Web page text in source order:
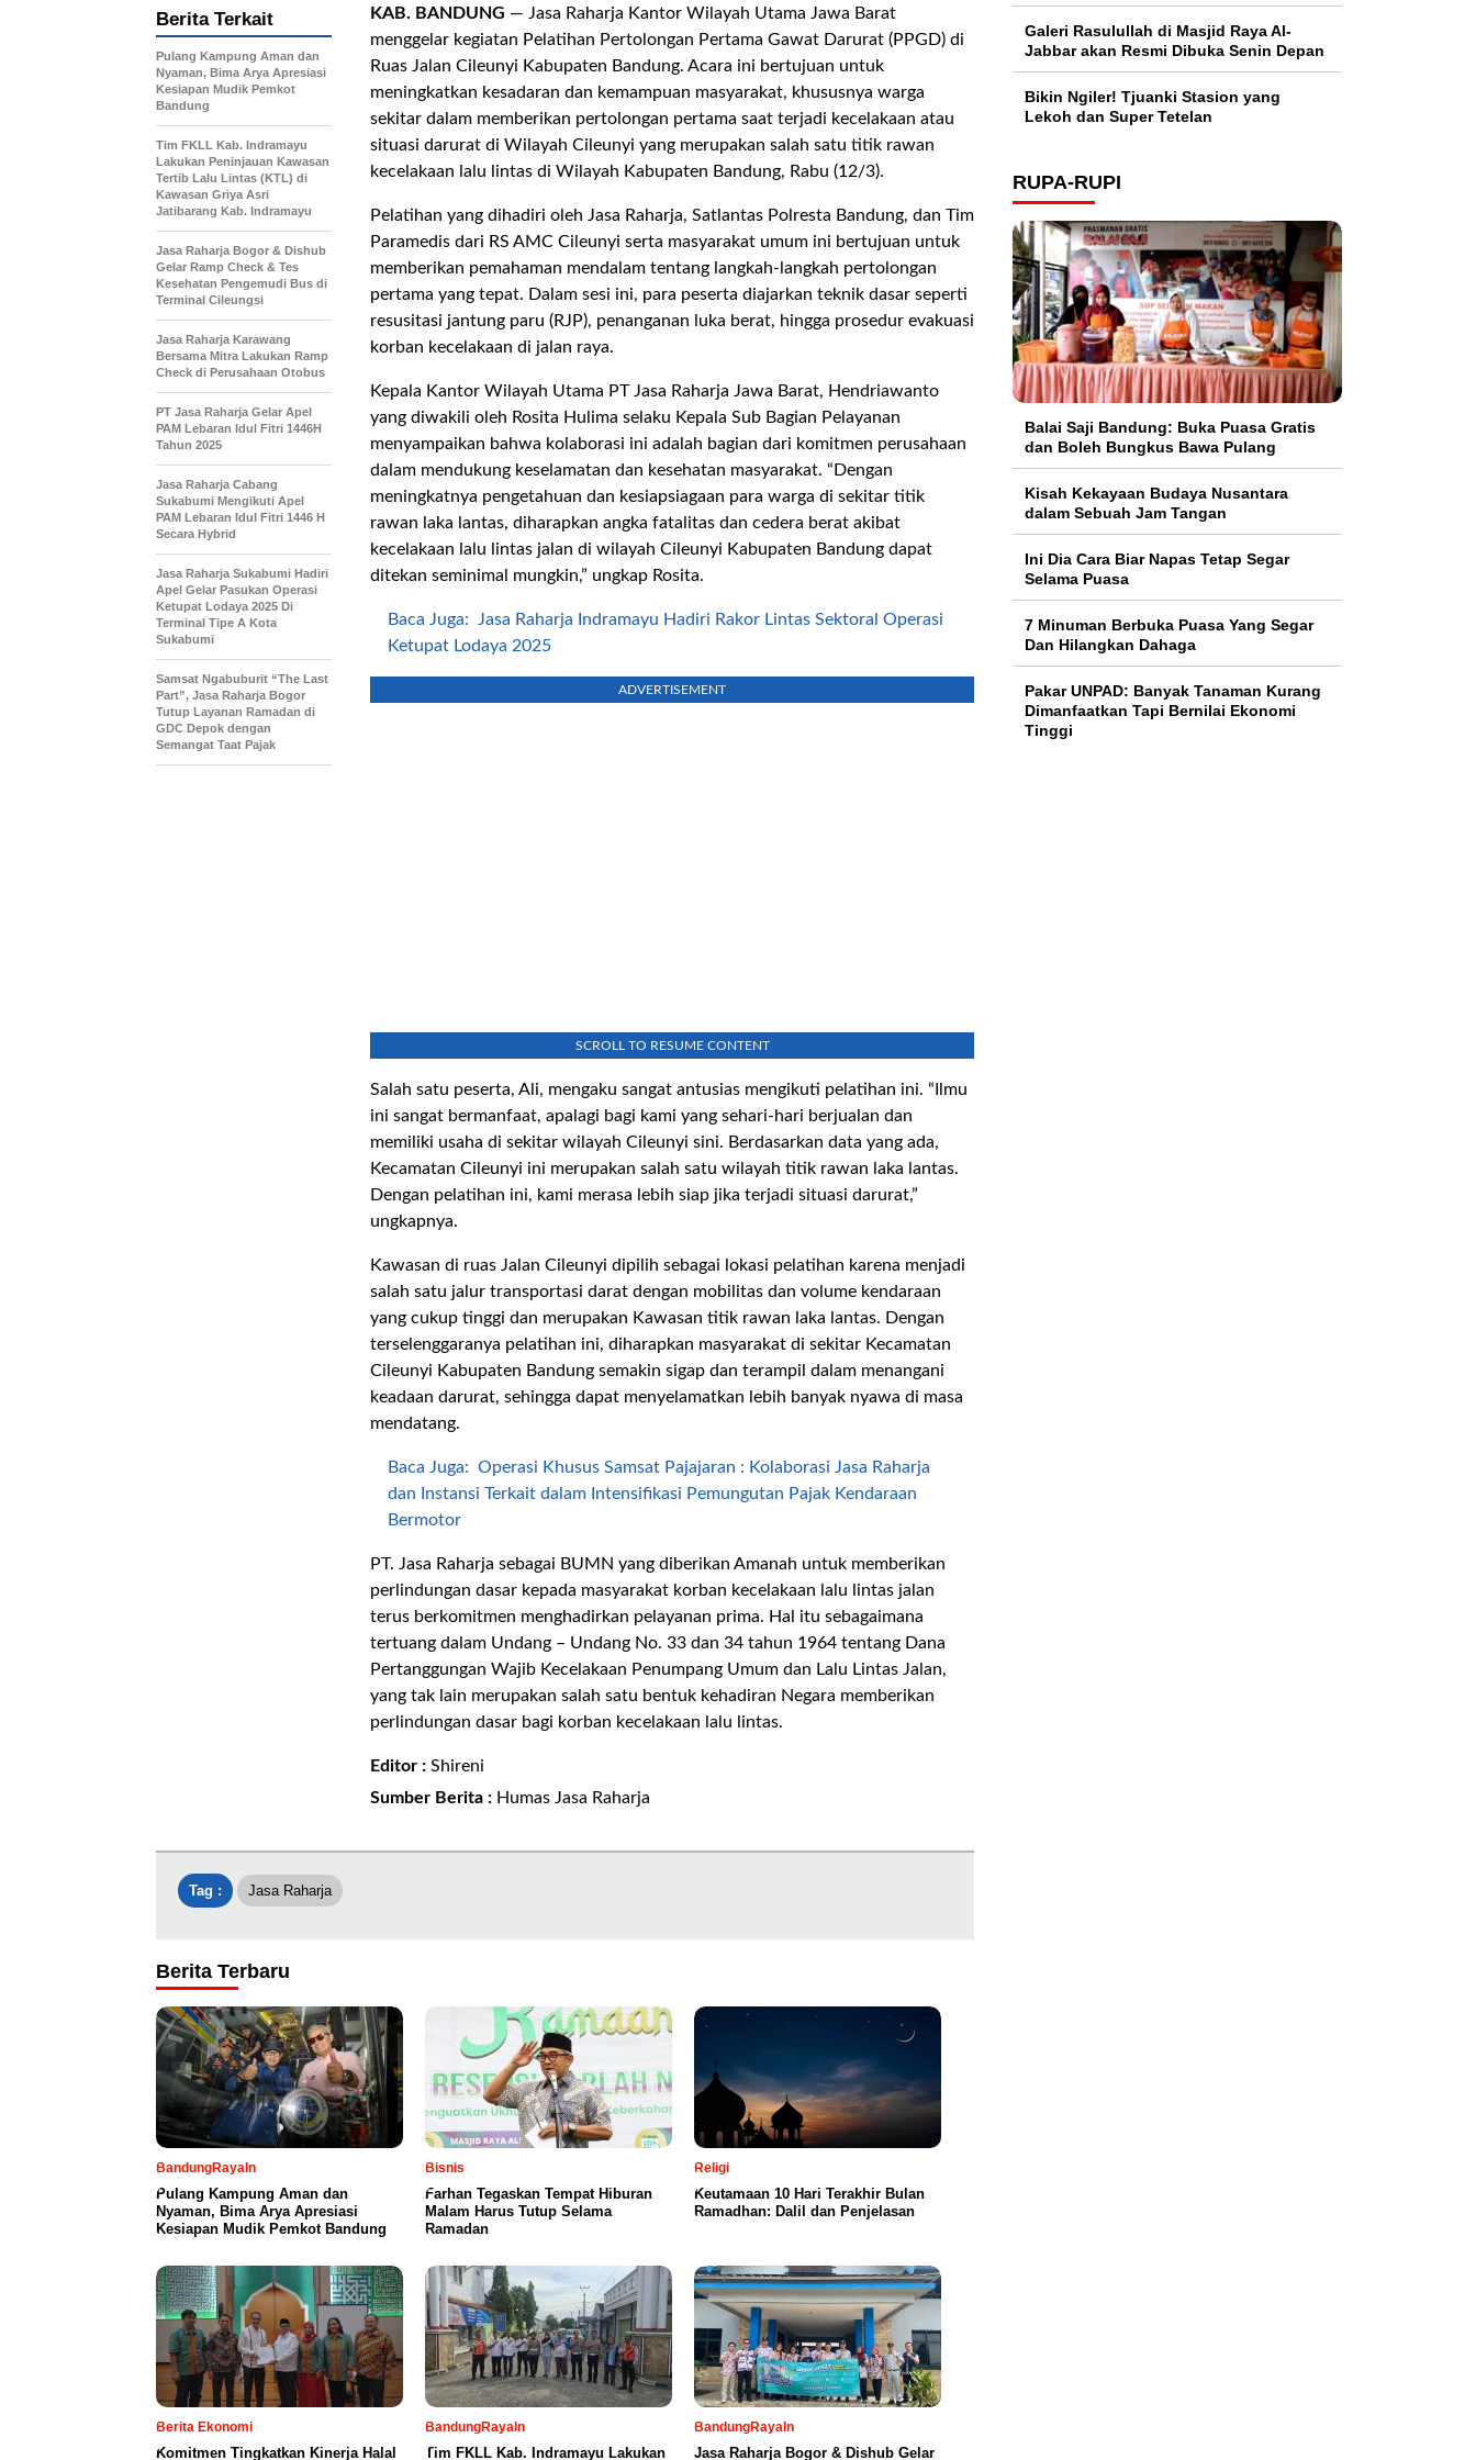
KAB. BANDUNG — Jasa Raharja Kantor Wilayah Utama Jawa Barat
menggelar kegiatan Pelatihan Pertolongan Pertama Gawat Darurat (PPGD) di
Ruas Jalan Cileunyi Kabupaten Bandung. Acara ini bertujuan untuk
meningkatkan kesadaran dan kemampuan masyarakat, khususnya warga
sekitar dalam memberikan pertolongan pertama saat terjadi kecelakaan atau
situasi darurat di Wilayah Cileunyi yang merupakan salah satu titik rawan
kecelakaan lalu lintas di Wilayah Kabupaten Bandung, Rabu (12/3).
Pelatihan yang dihadiri oleh Jasa Raharja, Satlantas Polresta Bandung, dan Tim
Paramedis dari RS AMC Cileunyi serta masyarakat umum ini bertujuan untuk
memberikan pemahaman mendalam tentang langkah-langkah pertolongan
pertama yang tepat. Dalam sesi ini, para peserta diajarkan teknik dasar seperti
resusitasi jantung paru (RJP), penanganan luka berat, hingga prosedur evakuasi
korban kecelakaan di jalan raya.
Kepala Kantor Wilayah Utama PT Jasa Raharja Jawa Barat, Hendriawanto
yang diwakili oleh Rosita Hulima selaku Kepala Sub Bagian Pelayanan
menyampaikan bahwa kolaborasi ini adalah bagian dari komitmen perusahaan
dalam mendukung keselamatan dan kesehatan masyarakat. “Dengan
meningkatnya pengetahuan dan kesiapsiagaan para warga di sekitar titik
rawan laka lantas, diharapkan angka fatalitas dan cedera berat akibat
kecelakaan lalu lintas jalan di wilayah Cileunyi Kabupaten Bandung dapat
ditekan seminimal mungkin,” ungkap Rosita.
Baca Juga: Jasa Raharja Indramayu Hadiri Rakor Lintas Sektoral Operasi
Ketupat Lodaya 2025
ADVERTISEMENT
SCROLL TO RESUME CONTENT
Salah satu peserta, Ali, mengaku sangat antusias mengikuti pelatihan ini. “Ilmu
ini sangat bermanfaat, apalagi bagi kami yang sehari-hari berjualan dan
memiliki usaha di sekitar wilayah Cileunyi sini. Berdasarkan data yang ada,
Kecamatan Cileunyi ini merupakan salah satu wilayah titik rawan laka lantas.
Dengan pelatihan ini, kami merasa lebih siap jika terjadi situasi darurat,”
ungkapnya.
Kawasan di ruas Jalan Cileunyi dipilih sebagai lokasi pelatihan karena menjadi
salah satu jalur transportasi darat dengan mobilitas dan volume kendaraan
yang cukup tinggi dan merupakan Kawasan titik rawan laka lantas. Dengan
terselenggaranya pelatihan ini, diharapkan masyarakat di sekitar Kecamatan
Cileunyi Kabupaten Bandung semakin sigap dan terampil dalam menangani
keadaan darurat, sehingga dapat menyelamatkan lebih banyak nyawa di masa
mendatang.
Baca Juga: Operasi Khusus Samsat Pajajaran : Kolaborasi Jasa Raharja
dan Instansi Terkait dalam Intensifikasi Pemungutan Pajak Kendaraan
Bermotor
PT. Jasa Raharja sebagai BUMN yang diberikan Amanah untuk memberikan
perlindungan dasar kepada masyarakat korban kecelakaan lalu lintas jalan
terus berkomitmen menghadirkan pelayanan prima. Hal itu sebagaimana
tertuang dalam Undang – Undang No. 33 dan 34 tahun 1964 tentang Dana
Pertanggungan Wajib Kecelakaan Penumpang Umum dan Lalu Lintas Jalan,
yang tak lain merupakan salah satu bentuk kehadiran Negara memberikan
perlindungan dasar bagi korban kecelakaan lalu lintas.
Editor : Shireni
Sumber Berita : Humas Jasa Raharja
Berita Terkait
Pulang Kampung Aman dan
Nyaman, Bima Arya Apresiasi
Kesiapan Mudik Pemkot
Bandung
Tim FKLL Kab. Indramayu
Lakukan Peninjauan Kawasan
Tertib Lalu Lintas (KTL) di
Kawasan Griya Asri
Jatibarang Kab. Indramayu
Jasa Raharja Bogor & Dishub
Gelar Ramp Check & Tes
Kesehatan Pengemudi Bus di
Terminal Cileungsi
Jasa Raharja Karawang
Bersama Mitra Lakukan Ramp
Check di Perusahaan Otobus
PT Jasa Raharja Gelar Apel
PAM Lebaran Idul Fitri 1446H
Tahun 2025
Jasa Raharja Cabang
Sukabumi Mengikuti Apel
PAM Lebaran Idul Fitri 1446 H
Secara Hybrid
Jasa Raharja Sukabumi Hadiri
Apel Gelar Pasukan Operasi
Ketupat Lodaya 2025 Di
Terminal Tipe A Kota
Sukabumi
Samsat Ngabuburit “The Last
Part”, Jasa Raharja Bogor
Tutup Layanan Ramadan di
GDC Depok dengan
Semangat Taat Pajak
Tag : Jasa Raharja
Berita Terbaru
BandungRayaIn
Pulang Kampung Aman dan
Nyaman, Bima Arya Apresiasi
Kesiapan Mudik Pemkot Bandung
Bisnis
Farhan Tegaskan Tempat Hiburan
Malam Harus Tutup Selama
Ramadan
Religi
Keutamaan 10 Hari Terakhir Bulan
Ramadhan: Dalil dan Penjelasan
Berita Ekonomi
Komitmen Tingkatkan Kinerja Halal
BandungRayaIn
Tim FKLL Kab. Indramayu Lakukan
BandungRayaIn
Jasa Raharja Bogor & Dishub Gelar
Galeri Rasulullah di Masjid Raya Al-
Jabbar akan Resmi Dibuka Senin Depan
Bikin Ngiler! Tjuanki Stasion yang
Lekoh dan Super Tetelan
RUPA-RUPI
Balai Saji Bandung: Buka Puasa Gratis
dan Boleh Bungkus Bawa Pulang
Kisah Kekayaan Budaya Nusantara
dalam Sebuah Jam Tangan
Ini Dia Cara Biar Napas Tetap Segar
Selama Puasa
7 Minuman Berbuka Puasa Yang Segar
Dan Hilangkan Dahaga
Pakar UNPAD: Banyak Tanaman Kurang
Dimanfaatkan Tapi Bernilai Ekonomi
Tinggi